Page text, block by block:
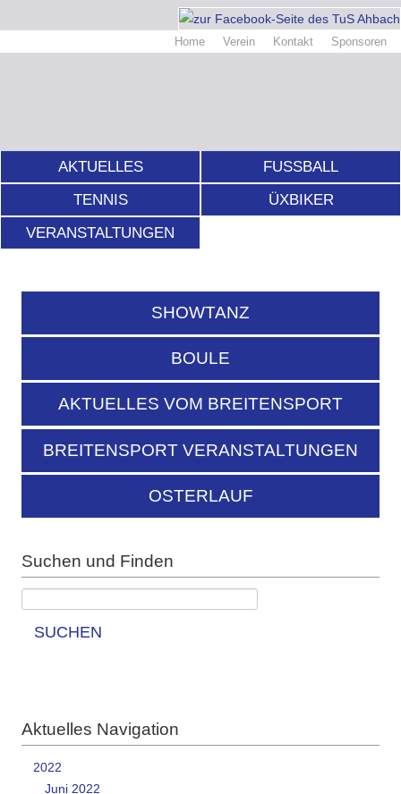
Home Verein Kontakt Sponsoren
AKTUELLES
FUSSBALL
TENNIS
ÜXBIKER
VERANSTALTUNGEN
SHOWTANZ
BOULE
AKTUELLES VOM BREITENSPORT
BREITENSPORT VERANSTALTUNGEN
OSTERLAUF
Suchen und Finden
SUCHEN
Aktuelles Navigation
2022
Juni 2022